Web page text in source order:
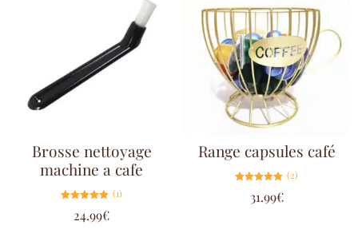
Brosse nettoyage
machine a cafe
5.00
sur 5
(1)
24.99€
Range capsules café
5.00
sur 5
(2)
31.99€